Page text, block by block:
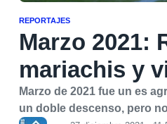
REPORTAJES
Marzo 2021:
mariachis y
Marzo de 2021 fue un es
un doble descenso, pero